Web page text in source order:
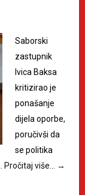
Saborski
zastupnik
Ivica Baksa
kritizirao je
ponašanje
dijela oporbe,
poručivši da
se politika
Pročitaj više… →